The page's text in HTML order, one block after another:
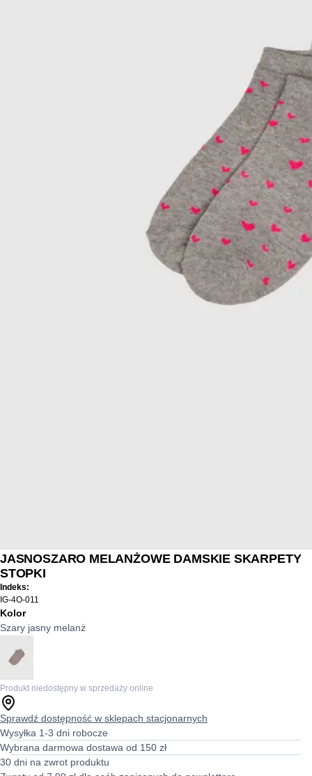
JASNOSZARO MELANŻOWE DAMSKIE SKARPETY
STOPKI
Indeks:
IG-4O-011
Kolor
Szary jasny melanż
Produkt niedostępny w sprzedaży online
Sprawdź dostępność w sklepach stacjonarnych
Wysyłka 1-3 dni robocze
Wybrana darmowa dostawa od 150 zł
30 dni na zwrot produktu